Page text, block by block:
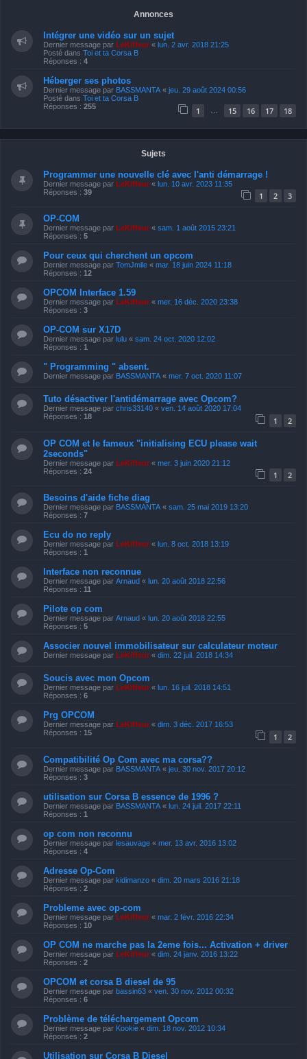
Annonces
Intégrer une vidéo sur un sujet
Dernier message par LeKiffeur « lun. 2 avr. 2018 21:25
Posté dans Toi et ta Corsa B
Réponses : 4
Héberger ses photos
Dernier message par BASSMANTA « jeu. 29 août 2024 00:56
Posté dans Toi et ta Corsa B
Réponses : 255 1 15 16 17 18
Sujets
Programmer une nouvelle clé avec l'anti démarrage !
Dernier message par LeKiffeur « lun. 10 avr. 2023 11:35
Réponses : 39 1 2 3
OP-COM
Dernier message par LeKiffeur « sam. 1 août 2015 23:21
Réponses : 5
Pour ceux qui cherchent un opcom
Dernier message par TomJmlle « mar. 18 juin 2024 11:18
Réponses : 12
OPCOM Interface 1.59
Dernier message par LeKiffeur « mer. 16 déc. 2020 23:38
Réponses : 3
OP-COM sur X17D
Dernier message par lulu « sam. 24 oct. 2020 12:02
Réponses : 1
" Programming " absent.
Dernier message par BASSMANTA « mer. 7 oct. 2020 11:07
Tuto désactiver l'antidémarrage avec Opcom?
Dernier message par chris33140 « ven. 14 août 2020 17:04
Réponses : 18 1 2
OP COM et le fameux "initialising ECU please wait
2seconds"
Dernier message par LeKiffeur « mer. 3 juin 2020 21:12
Réponses : 24 1 2
Besoins d'aide fiche diag
Dernier message par BASSMANTA « sam. 25 mai 2019 13:20
Réponses : 7
Ecu do no reply
Dernier message par LeKiffeur « lun. 8 oct. 2018 13:19
Réponses : 1
Interface non reconnue
Dernier message par Arnaud « lun. 20 août 2018 22:56
Réponses : 11
Pilote op com
Dernier message par Arnaud « lun. 20 août 2018 22:55
Réponses : 5
Associer nouvel immobilisateur sur calculateur moteur
Dernier message par LeKiffeur « dim. 22 juil. 2018 14:34
Soucis avec mon Opcom
Dernier message par LeKiffeur « lun. 16 juil. 2018 14:51
Réponses : 6
Prg OPCOM
Dernier message par LeKiffeur « dim. 3 déc. 2017 16:53
Réponses : 15 1 2
Compatibilité Op Com avec ma corsa??
Dernier message par BASSMANTA « jeu. 30 nov. 2017 20:12
Réponses : 3
utilisation sur Corsa B essence de 1996 ?
Dernier message par BASSMANTA « lun. 24 juil. 2017 22:11
Réponses : 1
op com non reconnu
Dernier message par lesauvage « mer. 13 avr. 2016 13:02
Réponses : 4
Adresse Op-Com
Dernier message par kidimanzo « dim. 20 mars 2016 21:18
Réponses : 2
Probleme avec op-com
Dernier message par LeKiffeur « mar. 2 févr. 2016 22:34
Réponses : 10
OP COM ne marche pas la 2eme fois... Activation + driver
Dernier message par LeKiffeur « dim. 24 janv. 2016 13:22
Réponses : 2
OPCOM et corsa B diesel de 95
Dernier message par bassin63 « ven. 30 nov. 2012 00:32
Réponses : 6
Problème de téléchargement Opcom
Dernier message par Kookie « dim. 18 nov. 2012 10:34
Réponses : 2
Utilisation sur Corsa B Diesel